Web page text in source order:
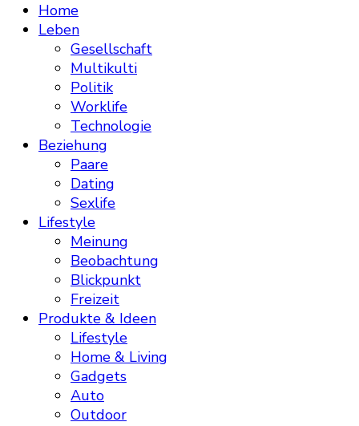
Home
Leben
Gesellschaft
Multikulti
Politik
Worklife
Technologie
Beziehung
Paare
Dating
Sexlife
Lifestyle
Meinung
Beobachtung
Blickpunkt
Freizeit
Produkte & Ideen
Lifestyle
Home & Living
Gadgets
Auto
Outdoor